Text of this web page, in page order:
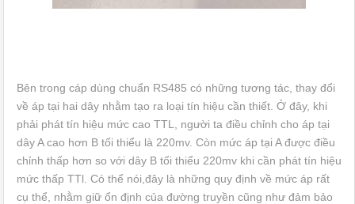
Bên trong cáp dùng chuẩn RS485 có những tương tác, thay đổi
về áp tại hai dây nhằm tạo ra loại tín hiệu cần thiết. Ở đây, khi
phải phát tín hiệu mức cao TTL, người ta điều chỉnh cho áp tại
dây A cao hơn B tối thiểu là 220mv. Còn mức áp tại A được điều
chỉnh thấp hơn so với dây B tối thiểu 220mv khi cần phát tín hiệu
mức thấp TTl. Có thể nói,đây là những quy định về mức áp rất
cụ thể, nhằm giữ ổn định của đường truyền cũng như đảm bảo